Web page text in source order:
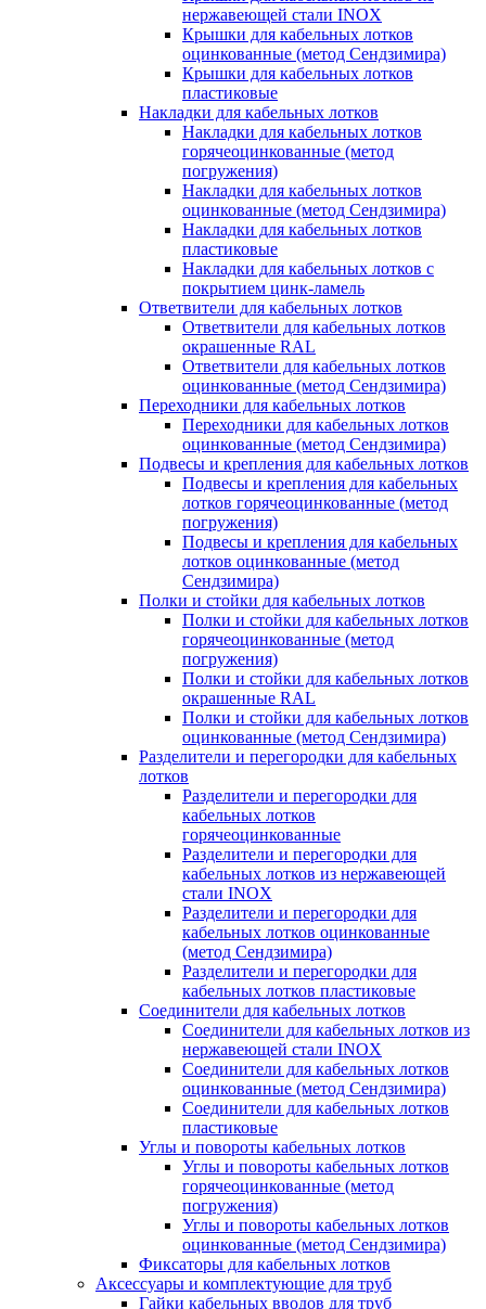
нержавеющей стали INOX
Крышки для кабельных лотков
оцинкованные (метод Сендзимира)
Крышки для кабельных лотков
пластиковые
Накладки для кабельных лотков
Накладки для кабельных лотков
горячеоцинкованные (метод
погружения)
Накладки для кабельных лотков
оцинкованные (метод Сендзимира)
Накладки для кабельных лотков
пластиковые
Накладки для кабельных лотков с
покрытием цинк-ламель
Ответвители для кабельных лотков
Ответвители для кабельных лотков
окрашенные RAL
Ответвители для кабельных лотков
оцинкованные (метод Сендзимира)
Переходники для кабельных лотков
Переходники для кабельных лотков
оцинкованные (метод Сендзимира)
Подвесы и крепления для кабельных лотков
Подвесы и крепления для кабельных
лотков горячеоцинкованные (метод
погружения)
Подвесы и крепления для кабельных
лотков оцинкованные (метод
Сендзимира)
Полки и стойки для кабельных лотков
Полки и стойки для кабельных лотков
горячеоцинкованные (метод
погружения)
Полки и стойки для кабельных лотков
окрашенные RAL
Полки и стойки для кабельных лотков
оцинкованные (метод Сендзимира)
Разделители и перегородки для кабельных
лотков
Разделители и перегородки для
кабельных лотков
горячеоцинкованные
Разделители и перегородки для
кабельных лотков из нержавеющей
стали INOX
Разделители и перегородки для
кабельных лотков оцинкованные
(метод Сендзимира)
Разделители и перегородки для
кабельных лотков пластиковые
Соединители для кабельных лотков
Соединители для кабельных лотков из
нержавеющей стали INOX
Соединители для кабельных лотков
оцинкованные (метод Сендзимира)
Соединители для кабельных лотков
пластиковые
Углы и повороты кабельных лотков
Углы и повороты кабельных лотков
горячеоцинкованные (метод
погружения)
Углы и повороты кабельных лотков
оцинкованные (метод Сендзимира)
Фиксаторы для кабельных лотков
Аксессуары и комплектующие для труб
Гайки кабельных вводов для труб